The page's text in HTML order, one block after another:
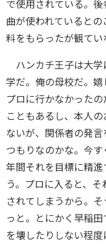
で使用されている。
曲が使われていると
料をもらったが観てい
ハンカチ王子は大学
学だ。俺の母校だ。
プロに行かなかった
こともあるし、本人
ないが、関係者の発言
つもりなのかな。今
年間それを目標に精
う。プロに入ると、
されてしまうから。
っと。とにかく早稲
を壊したりしない程